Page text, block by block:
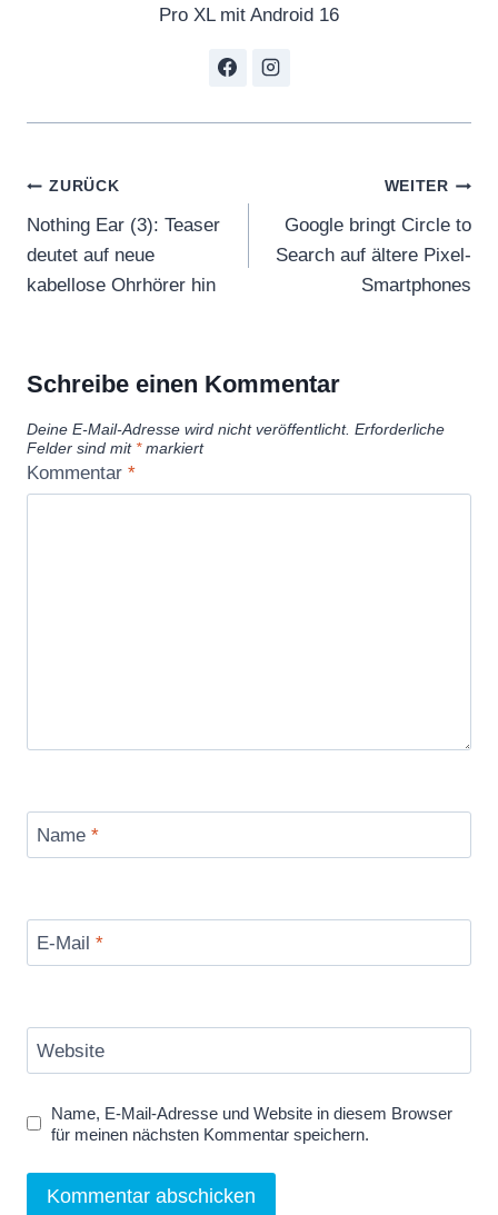
Pro XL mit Android 16
Beitragsnavigation
ZURÜCK
Nothing Ear (3): Teaser
deutet auf neue
kabellose Ohrhörer hin
WEITER
Google bringt Circle to
Search auf ältere Pixel-
Smartphones
Schreibe einen Kommentar
Deine E-Mail-Adresse wird nicht veröffentlicht. Erforderliche
Felder sind mit *markiert
Kommentar *
Name *
E-Mail *
Website
Name, E-Mail-Adresse und Website in diesem Browser
für meinen nächsten Kommentar speichern.